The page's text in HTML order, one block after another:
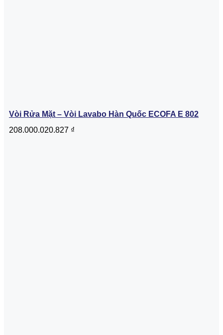
Vòi Rửa Mặt – Vòi Lavabo Hàn Quốc ECOFA E 802
208.000.020.827 ₫